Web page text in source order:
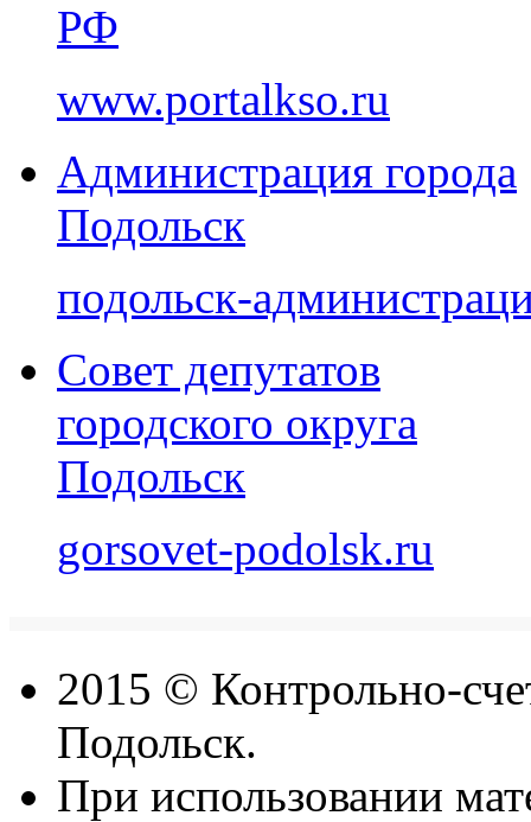
РФ
www.portalkso.ru
Администрация города
Подольск
подольск-
Совет депутатов
городского округа
Подольск
gorsovet-podolsk.ru
2015 © Контрольно-
Подольск.
При использовании